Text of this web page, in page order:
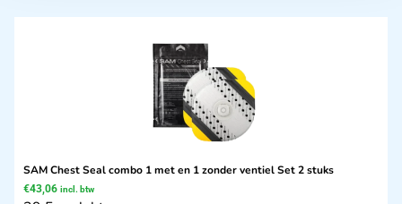
SAM Chest Seal combo 1 met en 1 zonder ventiel Set 2 stuks
€43,06 incl. btw